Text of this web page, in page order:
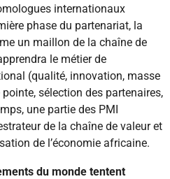
internationaux
phase du partenariat, la
un maillon de la chaîne de
le métier de
(qualité, innovation, masse
sélection des partenaires,
une partie des PMI
de la chaîne de valeur et
de l’économie africaine.
du monde tentent